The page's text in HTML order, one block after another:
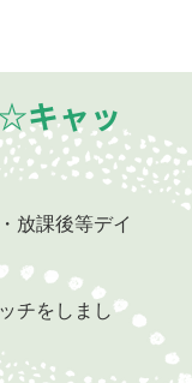
キャッ
放課後等デイ
チをしまし